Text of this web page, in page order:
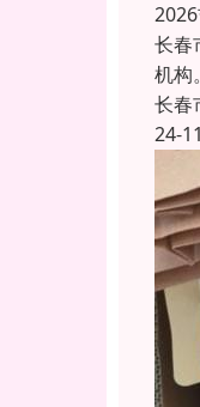
长春
机构
长春
24-